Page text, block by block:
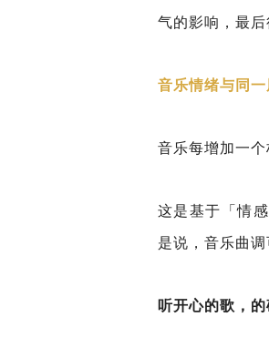
气的影响，最
音乐情绪与同一
音乐每增加一
这是基于「情
是说，音乐曲调
听开心的歌，的